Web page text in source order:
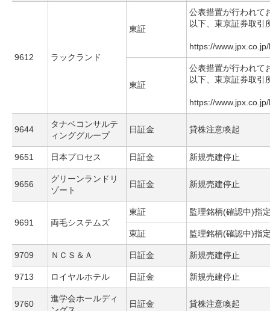
9612 ラックランド
東証
公表措置が行われて
以下、東京証券取引
https://
東証
公表措置が行われて
以下、東京証券取引
https://
9644
タナベコンサルテ
ィンググループ
日証金 貸株注意喚起
9651 日本プロセス 日証金 新規売建停止
9656
グリーンランドリ
ゾート
日証金 新規売建停止
9691 両毛システムズ
東証 監理銘柄(確認中)指
東証 監理銘柄(確認中)指
9709 ＮＣＳ＆Ａ 日証金 新規売建停止
9713 ロイヤルホテル 日証金 新規売建停止
9760
進学会ホールディ
日証金 貸株注意喚起